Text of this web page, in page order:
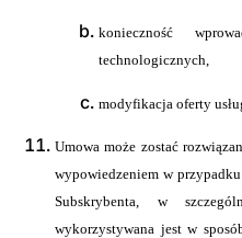
konieczność
technologicznych,
modyfikacja oferty
Umowa może zostać
wypowiedzeniem w
Subskrybenta, w
wykorzystywana jest w